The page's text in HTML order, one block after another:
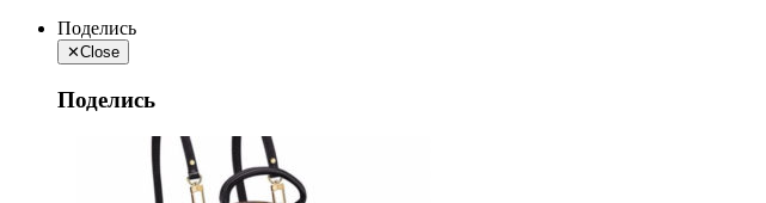
Поделись
✕Close
Поделись